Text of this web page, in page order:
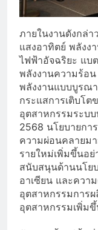
ภายในงานดังกล่า
แสงอาทิตย์ พลังง
ไฟฟ้าอัจฉริยะ แบ
พลังงานความร้อ
พลังงานแบบบูรณ
กระแสการเติบโ
อุตสาหกรรมระบ
2568 นโยบายกา
ความผ่อนคลายม
รายใหม่เพิ่มขึ้นอ
สนับสนุนด้านนโย
อาเซียน และควา
อุตสาหกรรมการ
อุตสาหกรรมเพิ่ม